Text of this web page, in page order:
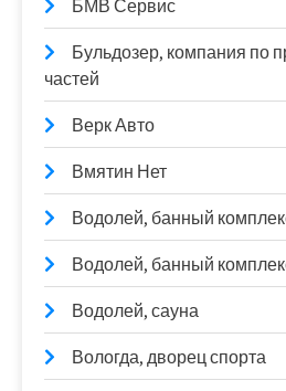
БМВ Сервис
Бульдозер, компания по
частей
Верк Авто
Вмятин Нет
Водолей, банный
Водолей, банный
Водолей, сауна
Вологда, дворец спорта